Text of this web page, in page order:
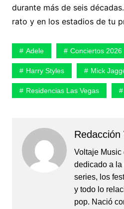
durante más de seis
rato y en los estadios de tu
Adele Conciertos 2026
Harry Styles Mick
Residencias Las Vegas
Redacción
Voltaje Music
dedicado a
series, los
y todo lo
pop. Nació